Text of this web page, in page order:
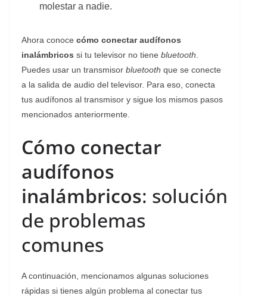
molestar a nadie.
Ahora conoce cómo conectar audífonos
inalámbricos si tu televisor no tiene bluetooth
Puedes usar un transmisor bluetooth que se conecte
a la salida de audio del televisor. Para eso, conecta
tus audífonos al transmisor y sigue los mismos pasos
mencionados anteriormente.
Cómo conectar
audífonos
inalámbricos: solución
de problemas
comunes
A continuación, mencionamos algunas soluciones
rápidas si tienes algún problema al conectar tus